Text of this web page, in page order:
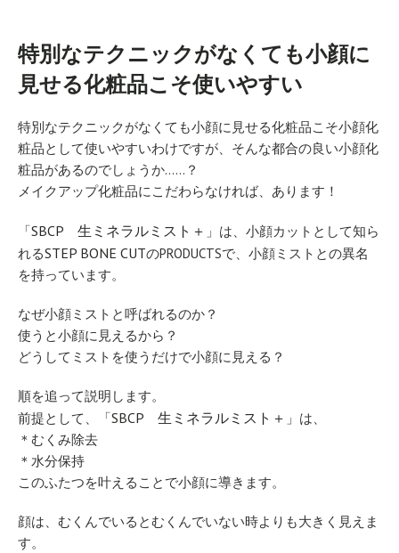
特別なテクニックがなくても小顔に
見せる化粧品こそ使いやすい
特別なテクニックがなくても小顔に見せる化粧品こそ小顔化
粧品として使いやすいわけですが、そんな都合の良い小顔化
粧品があるのでしょうか……？
メイクアップ化粧品にこだわらなければ、あります！
「SBCP 生ミネラルミスト＋ 」は、小顔カットとして知ら
れるSTEP BONE CUTのPRODUCTSで、小顔ミストとの異名
を持っています。
なぜ小顔ミストと呼ばれるのか？
使うと小顔に見えるから？
どうしてミストを使うだけで小顔に見える？
順を追って説明します。
前提として、「SBCP 生ミネラルミスト＋ 」は、
＊むくみ除去
＊水分保持
このふたつを叶えることで小顔に導きます。
顔は、むくんでいるとむくんでいない時よりも大きく見えま
す。